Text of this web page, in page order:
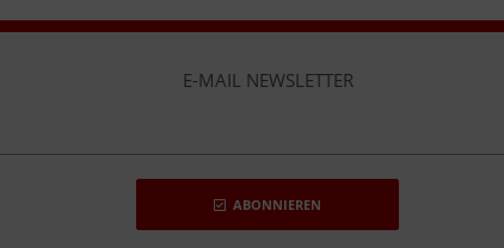
E-MAIL NEWSLETTER
ABONNIEREN